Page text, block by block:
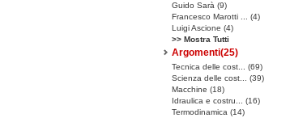
Guido Sarà (9)
Francesco Marotti ... (4)
Luigi Ascione (4)
>> Mostra Tutti
Argomenti(25)
Tecnica delle cost... (69)
Scienza delle cost... (39)
Macchine (18)
Idraulica e costru... (16)
Termodinamica (14)